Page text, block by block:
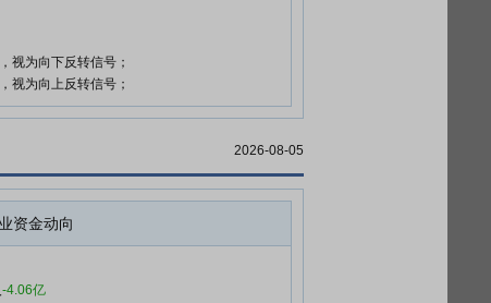
视为向下反转信号；
视为向上反转信号；
2026-08-05
资金动向
-4.06亿